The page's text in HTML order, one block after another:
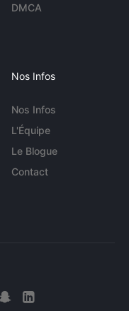
DMCA
Nos Infos
Nos Infos
L'Équipe
Le Blogue
Contact